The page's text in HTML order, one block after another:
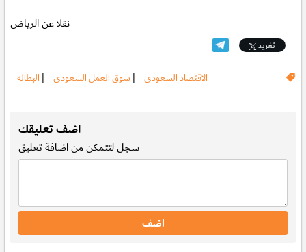
نقلا عن الرياض
تغريد
الاقتصاد السعودى |سوق العمل السعودى | البطاله
اضف تعليقك
سجللتتمكن من اضافة تعليق